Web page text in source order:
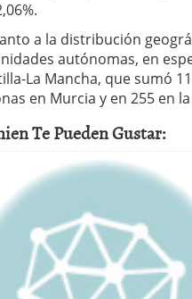
a la distribución
autónomas, en
La Mancha, que sumó
en Murcia y en 255 en
Te Pueden Gustar: